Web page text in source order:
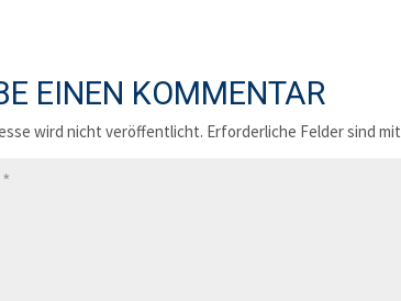
EINEN KOMMENTAR
wird nicht veröffentlicht. Erforderliche Felder sind mit